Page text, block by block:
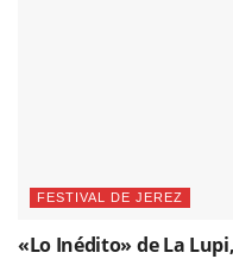
FESTIVAL DE JEREZ
«Lo Inédito» de La